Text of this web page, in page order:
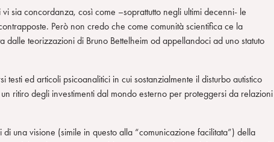
sia concordanza, così come –soprattutto negli ultimi decenni- le
Però non credo che come comunità scientifica ce la
teorizzazioni di Bruno Bettelheim od appellandoci ad uno statuto
ed articoli psicoanalitici in cui sostanzialmente il disturbo autistico
ritiro degli investimenti dal mondo esterno per proteggersi da relazioni
una visione (simile in questo alla “comunicazione facilitata”) della